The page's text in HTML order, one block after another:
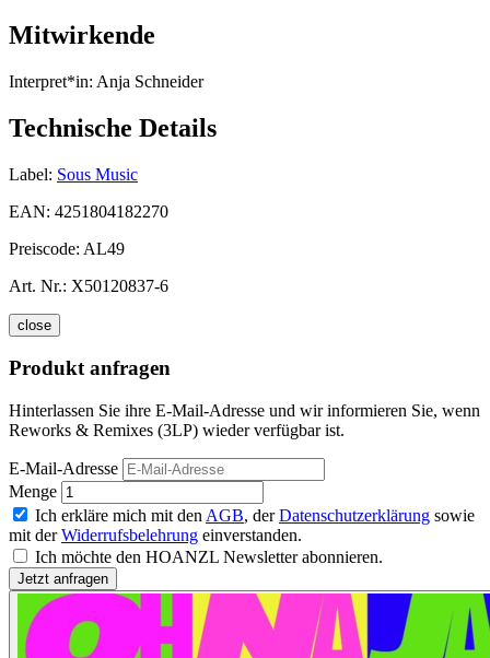
Mitwirkende
Interpret*in: Anja Schneider
Technische Details
Label: Sous Music
EAN: 4251804182270
Preiscode: AL49
Art. Nr.: X50120837-6
close
Produkt anfragen
Hinterlassen Sie ihre E-Mail-Adresse und wir informieren Sie, wenn
Reworks & Remixes (3LP) wieder verfügbar ist.
E-Mail-Adresse
Menge
Ich erkläre mich mit den AGB, derDatenschutzerklärung sowie
mit derWiderrufsbelehrung einverstanden.
Ich möchte den HOANZL Newsletter abonnieren.